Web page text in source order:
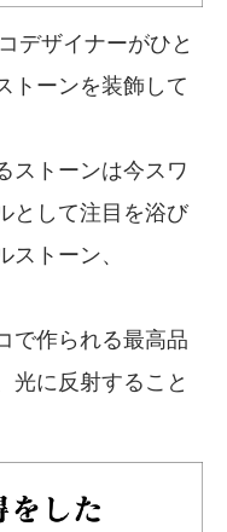
デザイナーがひと
トーンを装飾して
ストーンは今スワ
として注目を浴び
トーン、
で作られる最高品
光に反射すること